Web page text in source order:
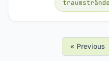
« Previous